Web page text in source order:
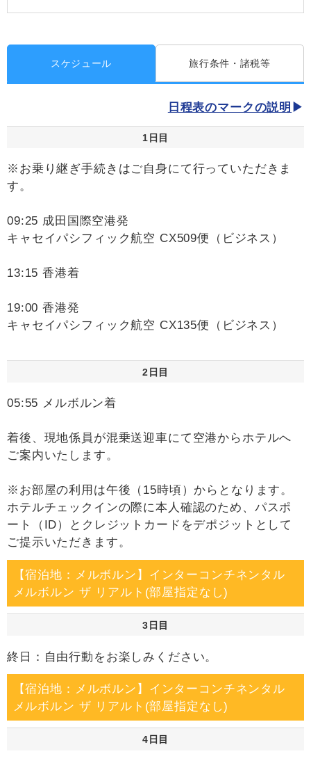
スケジュール 旅行条件・諸税等
日程表のマークの説明
1日目
※お乗り継ぎ手続きはご自身にて行っていただきま
す。
09:25 成田国際空港発
キャセイパシフィック航空 CX509便（ビジネス）
13:15 香港着
19:00 香港発
キャセイパシフィック航空 CX135便（ビジネス）
2日目
05:55 メルボルン着
着後、現地係員が混乗送迎車にて空港からホテルへ
ご案内いたします。
※お部屋の利用は午後（15時頃）からとなります。
ホテルチェックインの際に本人確認のため、パスポ
ート（ID）とクレジットカードをデポジットとして
ご提示いただきます。
【宿泊地：メルボルン】インターコンチネンタル
メルボルン ザ リアルト(部屋指定なし)
3日目
終日：自由行動をお楽しみください。
【宿泊地：メルボルン】インターコンチネンタル
メルボルン ザ リアルト(部屋指定なし)
4日目